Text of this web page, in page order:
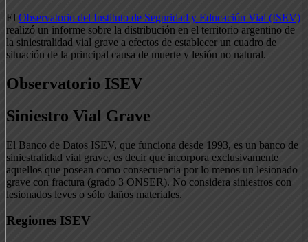
El Observatorio del Instituto de Seguridad y Educación Vial (ISEV)
realizó un informe sobre la distribución en el territorio argentino de
la siniestralidad vial grave a efectos de establecer un cuadro de
situación de la principal causa de muerte y lesión no natural.
Observatorio ISEV
Siniestro Vial Grave
El Banco de Datos ISEV, que funciona desde 1993, es un banco de
siniestralidad vial grave, es decir que incorpora exclusivamente
aquellos que posean como consecuencia por lo menos un lesionado
grave con fractura (grado 3 ONSER). No considera siniestros con
lesionados leves o sólo daños materiales.
Regiones ISEV